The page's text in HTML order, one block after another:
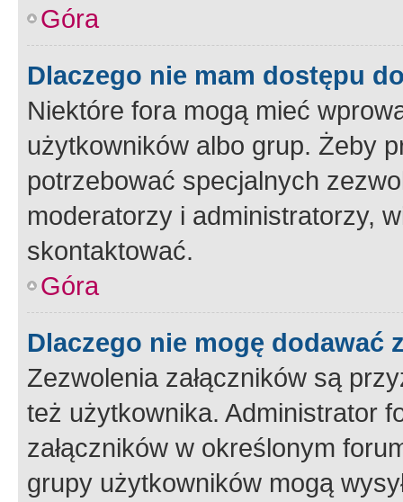
Góra
Dlaczego nie mam dostępu
Niektóre fora mogą mieć
użytkowników albo grup. Żeby
potrzebować specjalnych
moderatorzy i administratorzy,
skontaktować.
Góra
Dlaczego nie mogę dodawać
Zezwolenia załączników są
też użytkownika. Administrator
załączników w określonym
grupy użytkowników mogą